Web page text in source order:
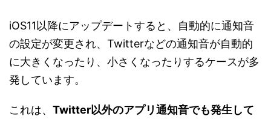
iOS11以降にアップデートすると、自動的に通知音
の設定が変更され、Twitterなどの通知音が自動的
に大きくなったり、小さくなったりするケースが多
発しています。
これは、 Twitter以外のアプリ通知音でも発生して